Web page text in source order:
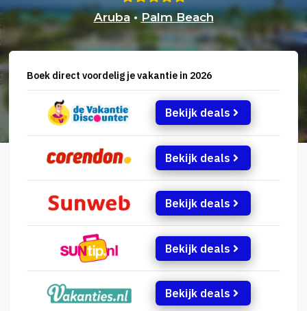
Aruba•Palm Beach
Boek direct voordelig je vakantie in 2026
Bekijk deals
Bekijk deals
Bekijk deals
Bekijk deals
Bekijk deals